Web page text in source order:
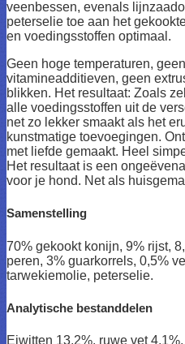
veenbessen, evenals
peterselie toe aan het
en voedingsstoffen optimaal.
Geen hoge temperaturen,
vitamineadditieven, geen
blikken. Het resultaat: Zoals
alle voedingsstoffen uit de
net zo lekker smaakt als het
kunstmatige toevoegingen.
met liefde gemaakt. Heel
Het resultaat is een
voor je hond. Net als
Samenstelling
70% gekookt konijn, 9% rijst,
peren, 3% guarkorrels, 0,5%
tarwekiemolie, peterselie.
Analytische bestanddelen
Eiwitten 13,2%, ruwe vet